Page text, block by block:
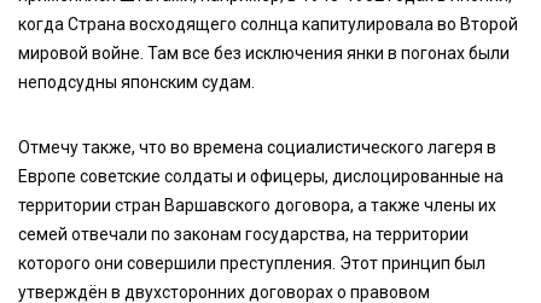
когда Страна восходящего солнца капитулировала во Второй
мировой войне. Там все без исключения янки в погонах были
неподсудны японским судам.
Отмечу также, что во времена социалистического лагеря в
Европе советские солдаты и офицеры, дислоцированные на
территории стран Варшавского договора, а также члены их
семей отвечали по законам государства, на территории
которого они совершили преступления. Этот принцип был
утверждён в двухсторонних договорах о правовом